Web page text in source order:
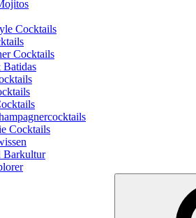
Cocktails
Cocktails
Batidas
Cocktails
Barkultur